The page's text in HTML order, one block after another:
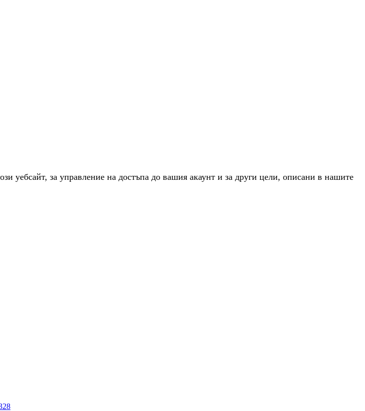
уебсайт, за управление на достъпа до вашия акаунт и за други цели, описани в нашите